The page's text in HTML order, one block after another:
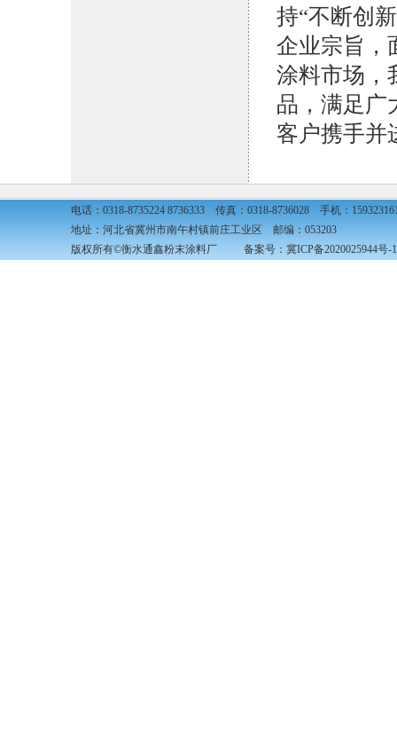
持“不断创
企业宗旨，
涂料市场，
品，满足广
客户携手并
电话：0318-8735224 8736333 传真：0318-8736028 手机：
地址：河北省冀州市南午村镇前庄工业区 邮编：053203
版权所有©衡水通鑫粉末涂料厂 备案号： 冀ICP备2020025944号-1